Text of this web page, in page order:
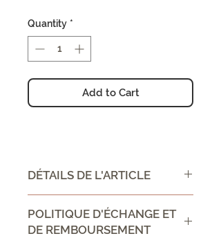
Quantity *
Add to Cart
DÉTAILS DE L'ARTICLE
DIRECTIONS FOR USE :
POLITIQUE D'ÉCHANGE ET
DE REMBOURSEMENT